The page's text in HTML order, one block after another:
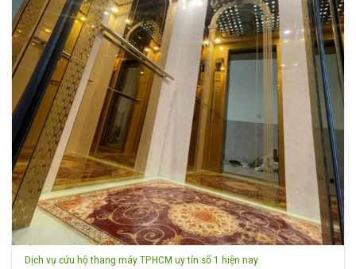
Dịch vụ cứu hộ thang máy TPHCM uy tín số 1 hiện nay